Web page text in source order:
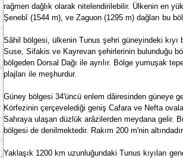
rağmen dağlık olarak nitelendirilebilir. Ülkenin en
Şenebî (1544 m), ve Zaguon (1295 m) dağları bu
Sâhil bölgesi, ülkenin Tunus şehri güneyindeki kıyı
Suse, Sifakis ve Kayrevan şehirlerinin bulunduğu
bölgeden Dorsal Dağı ile ayrılır. Bölge yumuşak
plajları ile meşhurdur.
Güney bölgesi 34'üncü enlem dâiresinden güneye
Körfezinin çerçevelediği geniş Cafara ve Nefta
Sahraya ulaşan düzlük arâzilerden meydana gelir.
bölgesi de denilmektedir. Rakım 200 m'nin
Yaklaşık 1200 km uzunluğundaki Tunus kıyıları